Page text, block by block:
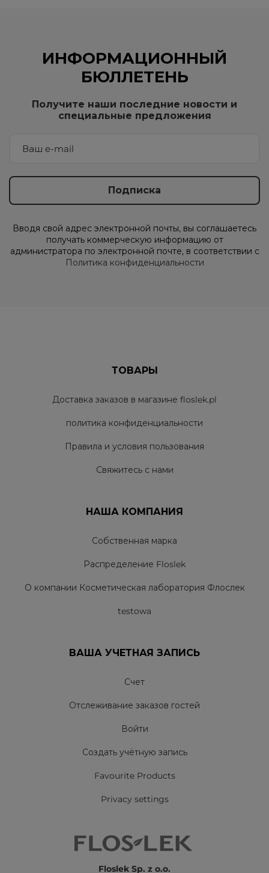
ИНФОРМАЦИОННЫЙ
БЮЛЛЕТЕНЬ
Получите наши последние новости и
специальные предложения
Вводя свой адрес электронной почты, вы соглашаетесь
получать коммерческую информацию от
администратора по электронной почте, в соответствии с
Политика конфиденциальности
ТОВАРЫ
Доставка заказов в магазине floslek.pl
политика конфиденциальности
Правила и условия пользования
Свяжитесь с нами
НАША КОМПАНИЯ
Собственная марка
Распределение Floslek
О компании Косметическая лаборатория Флослек
testowa
ВАША УЧЕТНАЯ ЗАПИСЬ
Счет
Отслеживание заказов гостей
Войти
Создать учётную запись
Favourite Products
Privacy settings
Floslek Sp. z o.o.